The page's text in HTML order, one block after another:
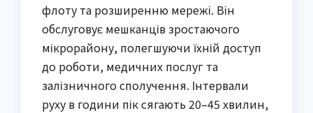
флоту та розширенню мережі. Він
обслуговує мешканців зростаючого
мікрорайону, полегшуючи їхній доступ
до роботи, медичних послуг та
залізничного сполучення. Інтервали
руху в години пік сягають 20–45 хвилин,